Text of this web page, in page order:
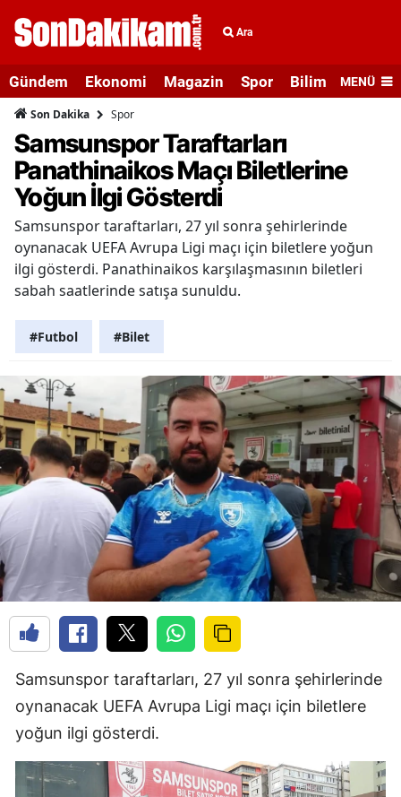
Ara
Gündem Ekonomi Magazin Spor Bilim veMENÜ
Son Dakika Spor
Samsunspor Taraftarları
Panathinaikos Maçı Biletlerine
Yoğun İlgi Gösterdi
Samsunspor taraftarları, 27 yıl sonra şehirlerinde
oynanacak UEFA Avrupa Ligi maçı için biletlere yoğun
ilgi gösterdi. Panathinaikos karşılaşmasının biletleri
sabah saatlerinde satışa sunuldu.
#Futbol #Bilet
Samsunspor taraftarları, 27 yıl sonra şehirlerinde
oynanacak UEFA Avrupa Ligi maçı için biletlere
yoğun ilgi gösterdi.